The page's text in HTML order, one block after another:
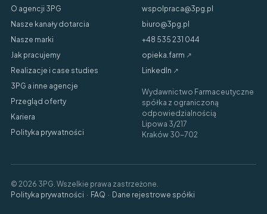
O agencji 3PG
Nasze kanały dotarcia
Nasze marki
Jak pracujemy
Realizacje i case studies
3PG a inne agencje
Przegląd oferty
Kariera
Polityka prywatności
wspolpraca@3pg.pl
biuro@3pg.pl
+48 535 231 044
opieka.farm ↗
LinkedIn ↗
Wydawnictwo Farmaceutyczne
spółka z ograniczoną
odpowiedzialnością
Lipowa 3/217
Kraków 30-702
© 2026 3PG. Wszelkie prawa zastrzeżone.
Polityka prywatności · FAQ · Dane rejestrowe spółki